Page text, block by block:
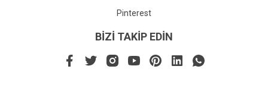
Pinterest
BİZİ TAKİP EDİN